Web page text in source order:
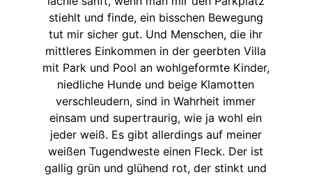
stiehlt und finde, ein bisschen Bewegung
tut mir sicher gut. Und Menschen, die ihr
mittleres Einkommen in der geerbten Villa
mit Park und Pool an wohlgeformte Kinder,
niedliche Hunde und beige Klamotten
verschleudern, sind in Wahrheit immer
einsam und supertraurig, wie ja wohl ein
jeder weiß. Es gibt allerdings auf meiner
weißen Tugendweste einen Fleck. Der ist
gallig grün und glühend rot, der stinkt und